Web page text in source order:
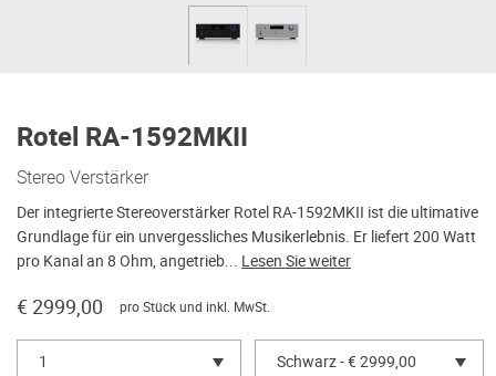
Rotel RA-1592MKII
Stereo Verstärker
Der integrierte Stereoverstärker Rotel RA-1592MKII ist die ultimative
Grundlage für ein unvergessliches Musikerlebnis. Er liefert 200 Watt
pro Kanal an 8 Ohm, angetrieb... Lesen Sie weiter
€ 2999,00 pro Stück und inkl. MwSt.
1 Schwarz - € 2999,00